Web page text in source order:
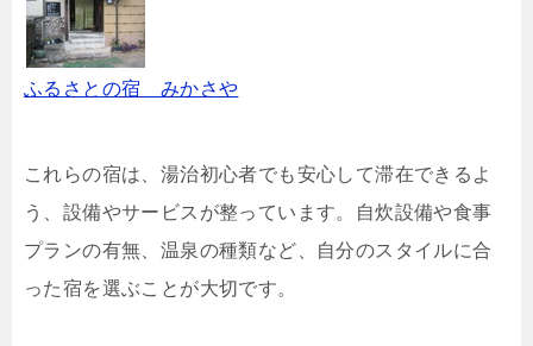
ふるさとの宿 みかさや
これらの宿は、湯治初心者でも安心して滞在できるよ
う、設備やサービスが整っています。自炊設備や食事
プランの有無、温泉の種類など、自分のスタイルに合
った宿を選ぶことが大切です。